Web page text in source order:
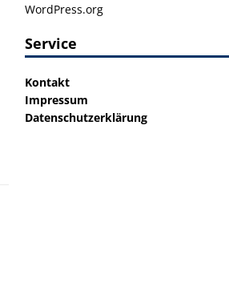
WordPress.org
Service
Kontakt
Impressum
Datenschutzerklärung